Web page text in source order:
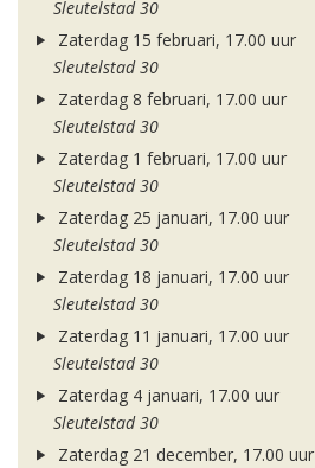
Sleutelstad 30
Zaterdag 15 februari, 17.00 uur
Sleutelstad 30
Zaterdag 8 februari, 17.00 uur
Sleutelstad 30
Zaterdag 1 februari, 17.00 uur
Sleutelstad 30
Zaterdag 25 januari, 17.00 uur
Sleutelstad 30
Zaterdag 18 januari, 17.00 uur
Sleutelstad 30
Zaterdag 11 januari, 17.00 uur
Sleutelstad 30
Zaterdag 4 januari, 17.00 uur
Sleutelstad 30
Zaterdag 21 december, 17.00 uur